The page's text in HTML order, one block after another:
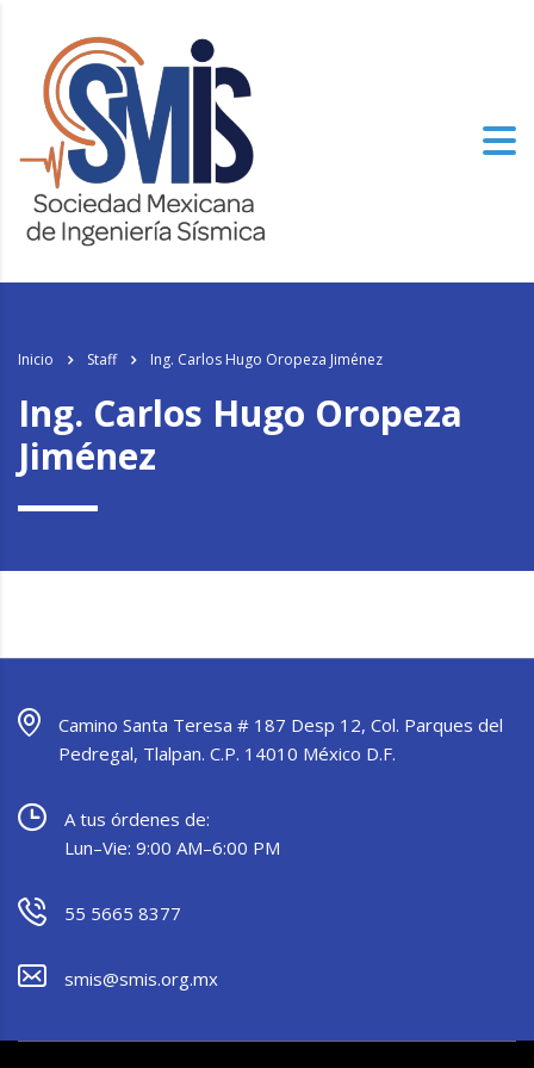
Inicio Staff Ing. Carlos Hugo Oropeza Jiménez
Ing. Carlos Hugo Oropeza
Jiménez
Camino Santa Teresa # 187 Desp 12, Col. Parques del
Pedregal, Tlalpan. C.P. 14010 México D.F.
A tus órdenes de:
Lun–Vie: 9:00 AM–6:00 PM
55 5665 8377
smis@smis.org.mx